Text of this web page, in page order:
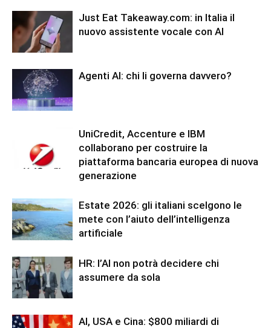
Just Eat Takeaway.com: in Italia il
nuovo assistente vocale con AI
Agenti AI: chi li governa davvero?
UniCredit, Accenture e IBM
collaborano per costruire la
piattaforma bancaria europea di nuova
generazione
Estate 2026: gli italiani scelgono le
mete con l’aiuto dell’intelligenza
artificiale
HR: l’AI non potrà decidere chi
assumere da sola
AI, USA e Cina: $800 miliardi di